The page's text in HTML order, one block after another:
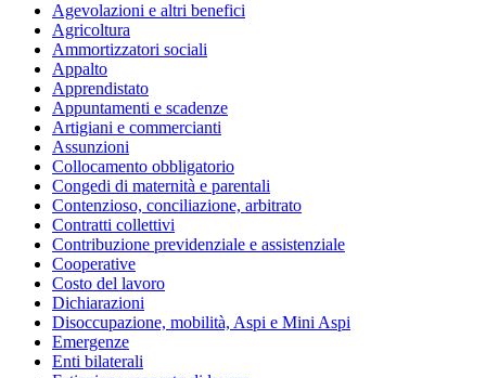
Agevolazioni e altri benefici
Agricoltura
Ammortizzatori sociali
Appalto
Apprendistato
Appuntamenti e scadenze
Artigiani e commercianti
Assunzioni
Collocamento obbligatorio
Congedi di maternità e parentali
Contenzioso, conciliazione, arbitrato
Contratti collettivi
Contribuzione previdenziale e assistenziale
Cooperative
Costo del lavoro
Dichiarazioni
Disoccupazione, mobilità, Aspi e Mini Aspi
Emergenze
Enti bilaterali